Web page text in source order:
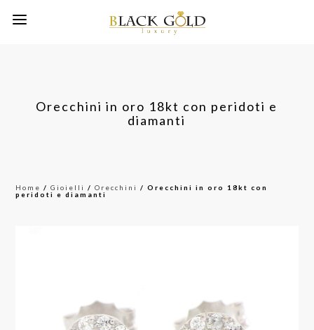
Orecchini in oro 18kt con peridoti e
diamanti
Home /Gioielli /Orecchini / Orecchini in oro 18kt con
peridoti e diamanti